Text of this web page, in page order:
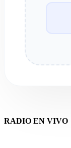
RADIO EN VIVO